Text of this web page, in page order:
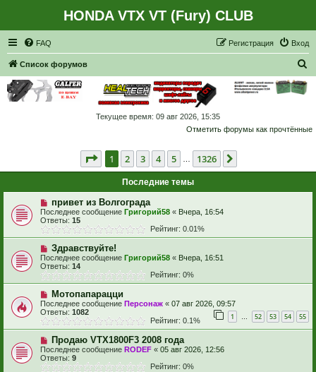
HONDA VTX VT (Fury) CLUB
FAQ Вход
Регистрация
Список форумов
к
Текущее время: 09 авг 2026, 15:35
Отметить форумы как прочтённые
Страница из 1326
1 2 3 4 5 1326
Последние темы
привет из Волгограда
Последнее сообщение Григорий58 « Вчера, 16:54
Ответы: 15
Рейтинг: 0.01%
Здравствуйте!
Последнее сообщение Григорий58 « Вчера, 16:51
Ответы: 14
Рейтинг: 0%
Мотопапарацци
Последнее сообщение Персонаж « 07 авг 2026, 09:57
Ответы: 1082 1 … 52 53 54 55
Рейтинг: 0.1%
Продаю VTX1800F3 2008 года
Последнее сообщение RODEF « 05 авг 2026, 12:56
Ответы: 9
Рейтинг: 0%